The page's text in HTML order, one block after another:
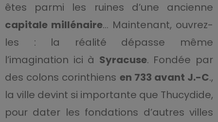
êtes parmi les ruines d’une ancienne
capitale millénaire… Maintenant, ouvrez-
les : la réalité dépasse même
l’imagination ici à Syracuse. Fondée par
des colons corinthiens en 733 avant J.-C.,
la ville devint si importante que Thucydide,
pour dater les fondations d’autres villes